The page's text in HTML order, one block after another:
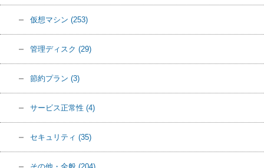
仮想マシン (253)
管理ディスク (29)
節約プラン (3)
サービス正常性 (4)
セキュリティ (35)